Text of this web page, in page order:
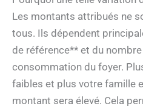
Les montants attribués ne
tous. Ils dépendent
de référence** et du nombre
consommation du foyer.
faibles et plus votre famille
montant sera élevé. Cela